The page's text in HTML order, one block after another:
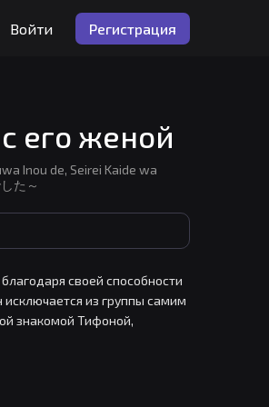
Войти Регистрация
его женой
Inou de, Seirei Kaide wa
た～
своей способности
исключается из группы самим
знакомой Тифоной,